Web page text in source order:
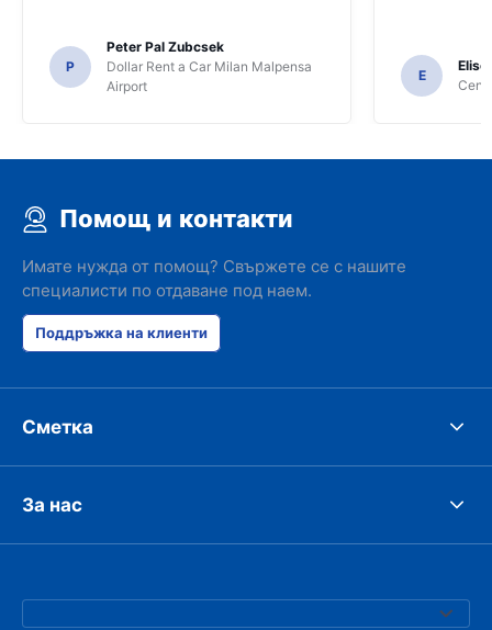
P
Peter Pal Zubcsek
Dollar Rent a Car Milan Malpensa
Airport
E
Помощ и контакти
Имате нужда от помощ? Свържете се с нашите
специалисти по отдаване под наем.
Поддръжка на клиенти
Сметка
За нас